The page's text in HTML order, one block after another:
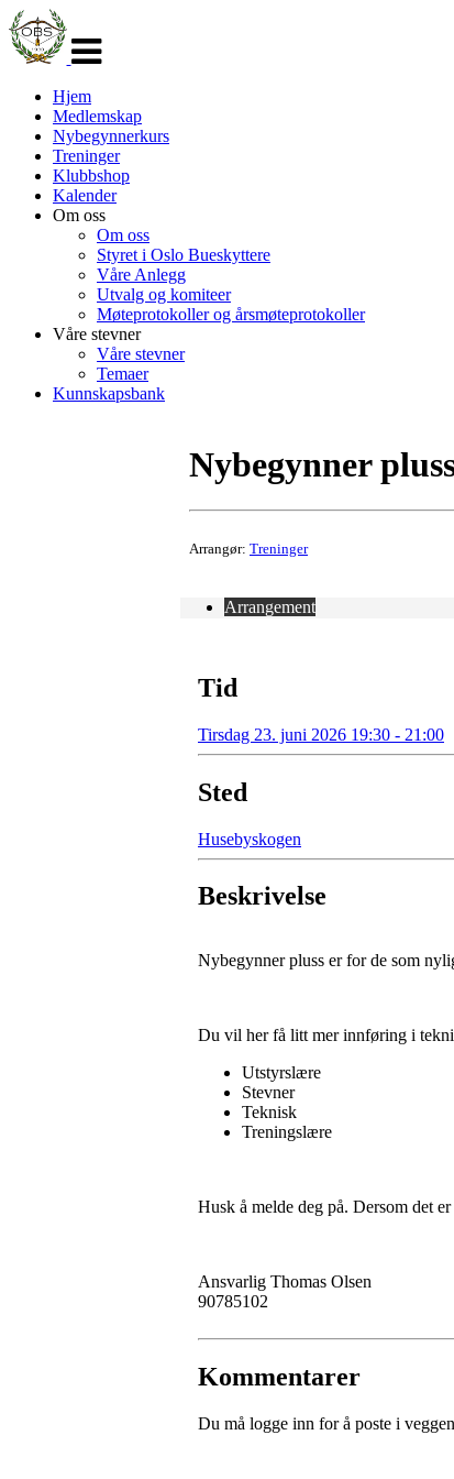
navigasjon
Hjem
Medlemskap
Nybegynnerkurs
Treninger
Klubbshop
Kalender
Om oss
Om oss
Styret i Oslo Bueskyttere
Våre Anlegg
Utvalg og komiteer
Møteprotokoller og årsmøteprotokoller
Våre stevner
Våre stevner
Temaer
Kunnskapsbank
Nybegynner
Arrangør: Treninger
Arrangement
Tid
Tirsdag 23. juni 2026 19:30 - 21:00
Sted
Husebyskogen
Beskrivelse
Nybegynner pluss er for de som
Du vil her få litt mer innføring i
Utstyrslære
Stevner
Teknisk
Treningslære
Husk å melde deg på. Dersom det
Ansvarlig Thomas Olsen
90785102
Kommentarer
Du må logge inn for å poste i